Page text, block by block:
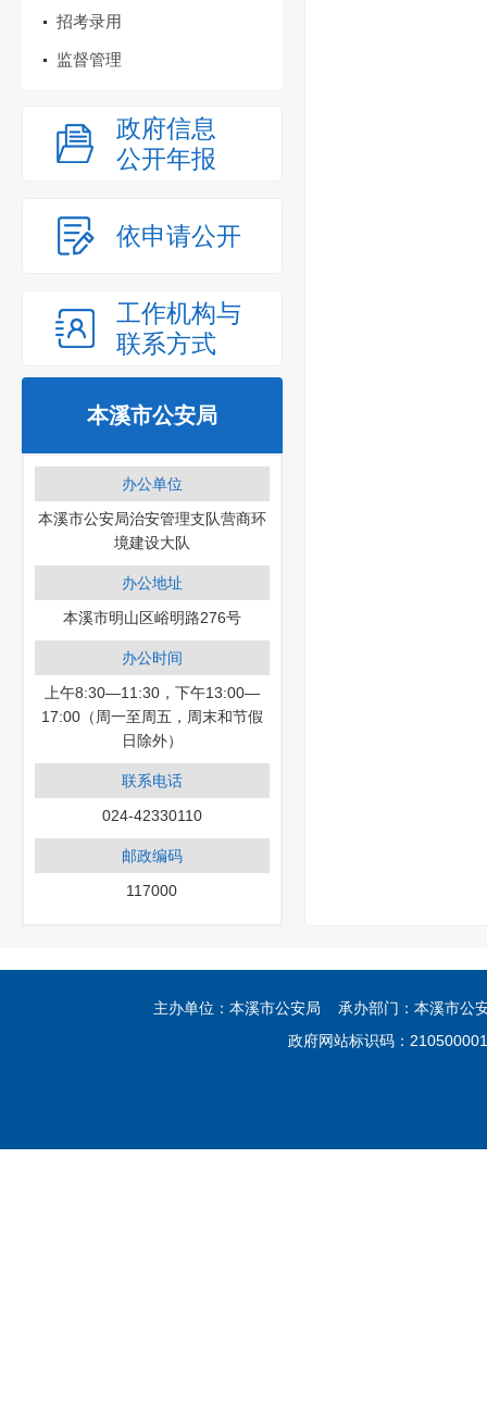
招考录用
监督管理
政府信息
公开年报
依申请公开
工作机构与
联系方式
本溪市公安局
办公单位
本溪市公安局治安管理支队营商环
境建设大队
办公地址
本溪市明山区峪明路276号
办公时间
上午8:30—11:30，下午13:00—
17:00（周一至周五，周末和节假
日除外）
联系电话
024-42330110
邮政编码
117000
主办单位：本溪市公安局 承办部门：本溪市
政府网站标识码：